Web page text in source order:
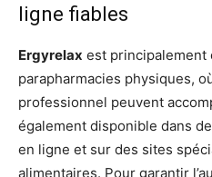
ligne fiables
Ergyrelax est principalement
parapharmacies physiques,
professionnel peuvent
également disponible dans
en ligne et sur des sites
alimentaires. Pour garantir